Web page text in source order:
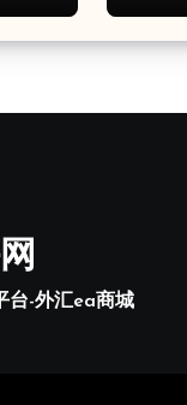
台-外汇ea商城